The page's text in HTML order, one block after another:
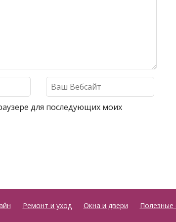
для последующих моих
Ремонт и уход Окна и двери Полезные